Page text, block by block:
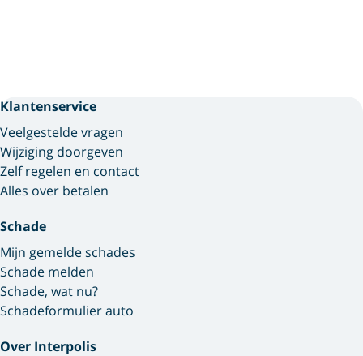
Klantenservice
Veelgestelde vragen
Wijziging doorgeven
Zelf regelen en contact
Alles over betalen
Schade
Mijn gemelde schades
Schade melden
Schade, wat nu?
Schadeformulier auto
Over Interpolis